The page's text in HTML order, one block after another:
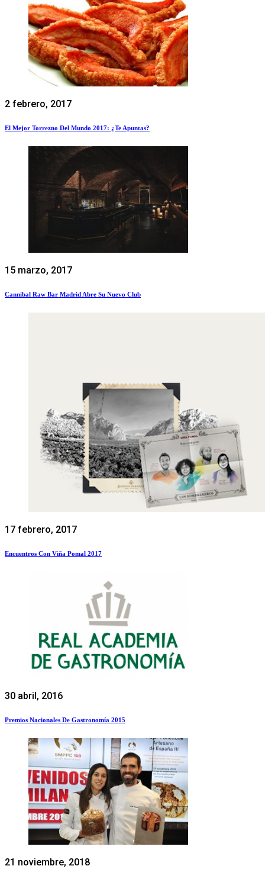
2 febrero, 2017
El Mejor Torrezno Del Mundo 2017: ¿Te Apuntas?
15 marzo, 2017
Cannibal Raw Bar Madrid Abre Su Nuevo Club
17 febrero, 2017
Encuentros Con Viña Pomal 2017
30 abril, 2016
Premios Nacionales De Gastronomía 2015
21 noviembre, 2018